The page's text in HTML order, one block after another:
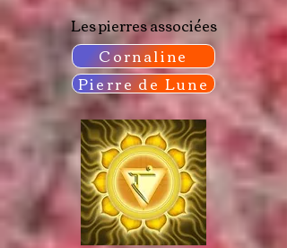
Les pierres associées
Cornaline
Pierre de Lune